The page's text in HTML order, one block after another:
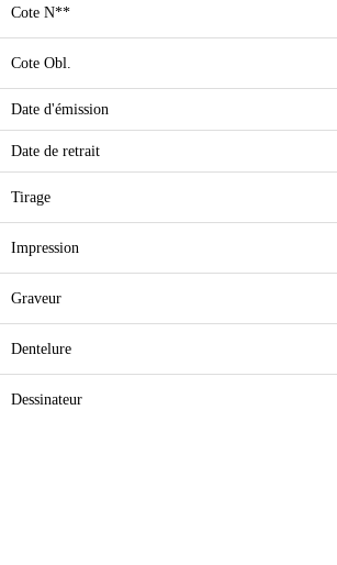
Cote N**
Cote Obl.
Date d'émission
Date de retrait
Tirage
Impression
Graveur
Dentelure
Dessinateur